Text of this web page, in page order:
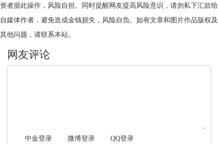
资者据此操作，风险自担。同时提醒网友提高风险意识，请勿私下汇款给
自媒体作者，避免造成金钱损失，风险自负。如有文章和图片作品版权及
其他问题，请联系本站。
中金登录 微博登录 QQ登录